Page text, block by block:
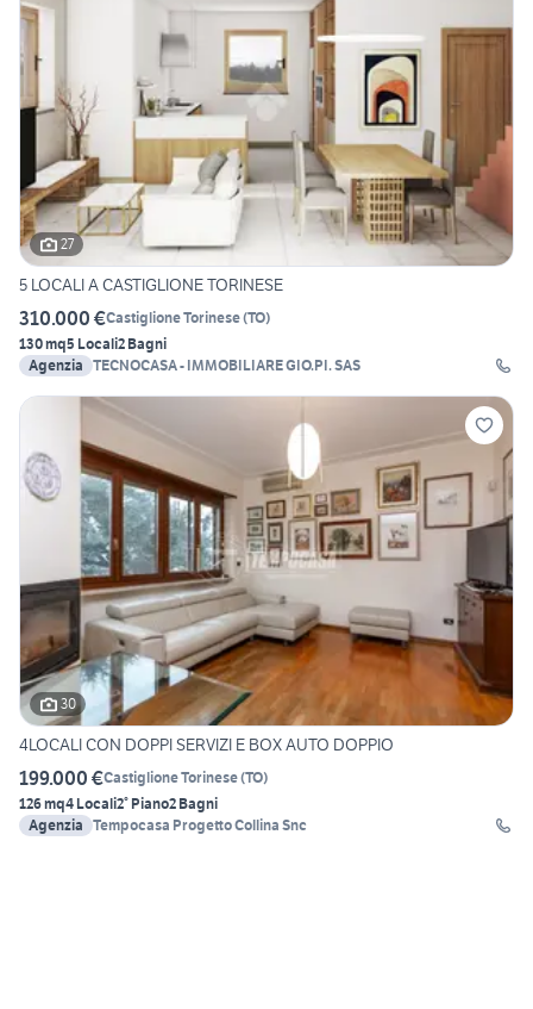
27
5 LOCALI A CASTIGLIONE TORINESE
310.000 €Castiglione Torinese(TO)
130 mq5 Locali2 Bagni
Agenzia TECNOCASA - IMMOBILIARE GIO.PI. SAS
30
4LOCALI CON DOPPI SERVIZI E BOX AUTO DOPPIO
199.000 €Castiglione Torinese(TO)
126 mq4 Locali2° Piano2 Bagni
Agenzia Tempocasa Progetto Collina Snc